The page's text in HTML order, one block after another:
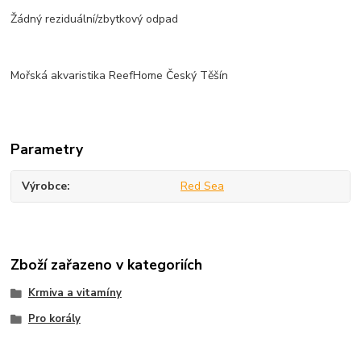
Žádný reziduální/zbytkový odpad
Mořská akvaristika ReefHome Český Těšín
Parametry
Výrobce Red Sea
Zboží zařazeno v kategoriích
Krmiva a vitamíny
Pro korály